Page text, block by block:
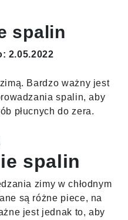
spalin
2.05.2022
Bardzo ważny jest
spalin, aby
płucnych do zera.
spalin
zimy w chłodnym
są różne piece, na
jest jednak to, aby